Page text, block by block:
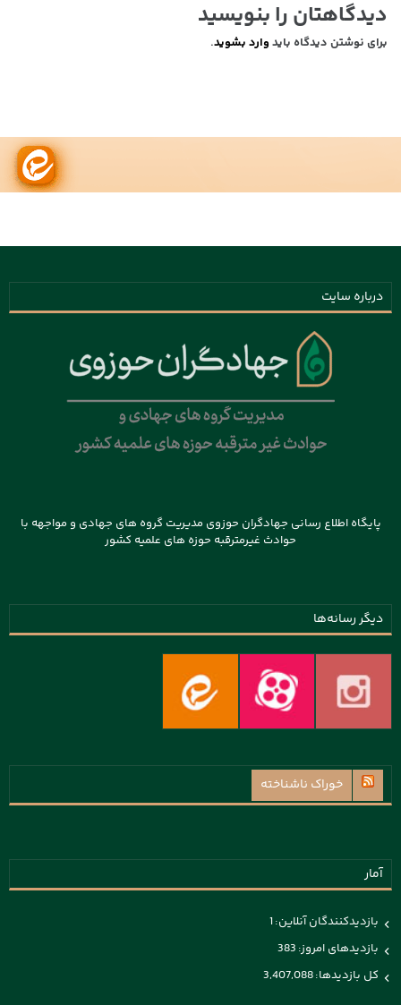
دیدگاهتان را بنویسید
برای نوشتن دیدگاه باید وارد بشوید.
درباره سایت
پایگاه اطلاع رسانی جهادگران حوزوی مدیریت گروه های جهادی و مواجهه با
حوادث غیرمترقبه حوزه های علمیه کشور
دیگر رسانه‌ها
خوراک ناشناخته
آمار
بازدیدکنندگان آنلاین:1
بازدیدهای امروز: 383
کل بازدیدها:3,407,088